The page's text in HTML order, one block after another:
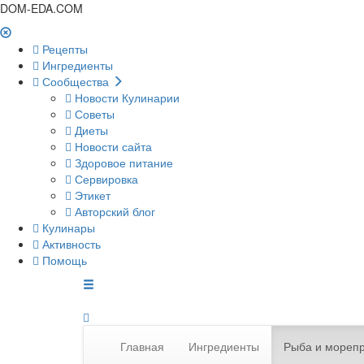
DOM-EDA.COM
Рецепты
Ингредиенты
Сообщества
Новости Кулинарии
Советы
Диеты
Новости сайта
Здоровое питание
Сервировка
Этикет
Авторский блог
Кулинары
Активность
Помощь
Главная Ингредиенты Рыба и